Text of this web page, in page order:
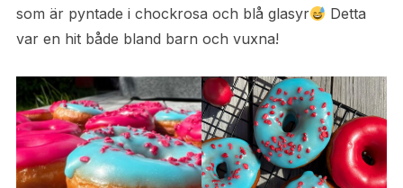
som är pyntade i chockrosa och blå glasyr
Detta
var en hit både bland barn och vuxna!